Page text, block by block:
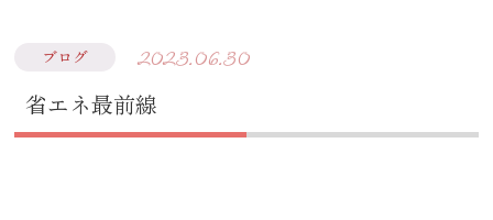
ブログ 2023.06.30
省エネ最前線